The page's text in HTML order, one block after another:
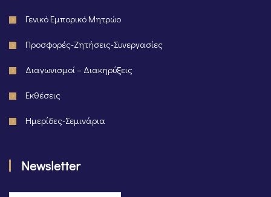
Γενικό Εμπορικό Μητρώο
Προσφορές-Ζητήσεις-Συνεργασίες
Διαγωνισμοί – Διακηρύξεις
Εκθέσεις
Ημερίδες-Σεμινάρια
Newsletter